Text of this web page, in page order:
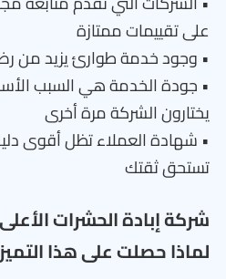
على تقييمات ممتازة
• وجود خدمة طوارئ يزيد من
• جودة الخدمة هي السبب
يختارون الشركة مرة أخرى
• شهادة العملاء تظل أقوى
تستحق ثقتك
شركة إبادة الحشرات
لماذا حصلت على هذا